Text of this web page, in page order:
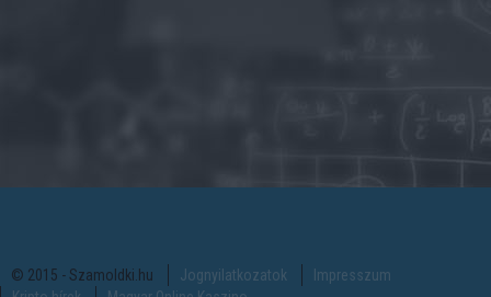
© 2015 - Szamoldki.hu Jognyilatkozatok
Impresszum